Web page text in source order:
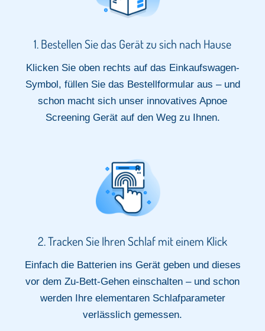
1. Bestellen Sie das Gerät zu sich nach Hause​
Klicken Sie oben rechts auf das Einkaufswagen-
Symbol, füllen Sie das Bestellformular aus – und
schon macht sich unser innovatives Apnoe
Screening Gerät auf den Weg zu Ihnen.
2. Tracken Sie Ihren Schlaf mit einem Klick​
Einfach die Batterien ins Gerät geben und dieses
vor dem Zu-Bett-Gehen einschalten – und schon
werden Ihre elementaren Schlafparameter
verlässlich gemessen.​